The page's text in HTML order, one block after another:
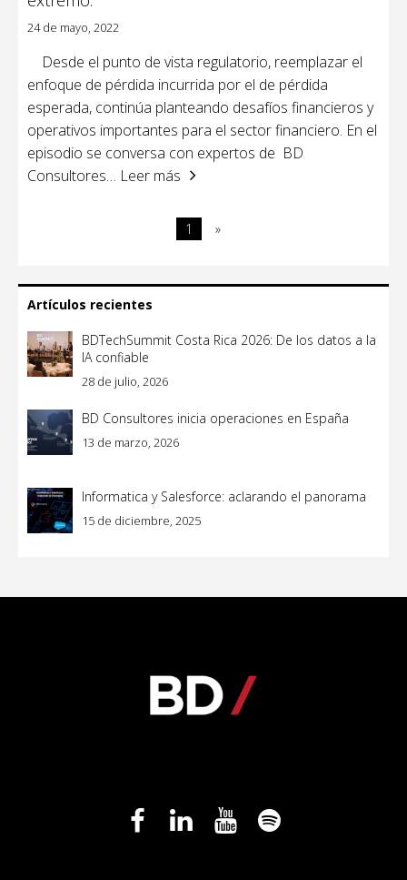
24 de mayo, 2022
Desde el punto de vista regulatorio, reemplazar el
enfoque de pérdida incurrida por el de pérdida
esperada, continúa planteando desafíos financieros y
operativos importantes para el sector financiero. En el
episodio se conversa con expertos de BD
Consultores… Leer más
1 »
Artículos recientes
BDTechSummit Costa Rica 2026: De los datos a la
IA confiable
28 de julio, 2026
BD Consultores inicia operaciones en España
13 de marzo, 2026
Informatica y Salesforce: aclarando el panorama
15 de diciembre, 2025